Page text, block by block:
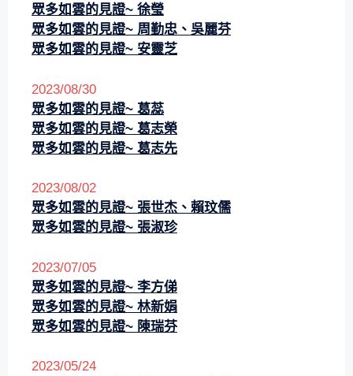
眾多如雲的見證~ 徐瑩
眾多如雲的見證~ 周勤忠、吳麗芬
眾多如雲的見證~ 安靈芝
2023/08/30
眾多如雲的見證~ 葛蕊
眾多如雲的見證~ 葛志榮
眾多如雲的見證~ 葛志先
2023/08/02
眾多如雲的見證~ 張世杰、賴玟儒
眾多如雲的見證~ 張淑珍
2023/07/05
眾多如雲的見證~ 李方俤
眾多如雲的見證~ 林新娟
眾多如雲的見證~ 陳瑞芬
2023/05/24